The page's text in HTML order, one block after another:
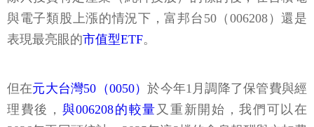
與電子類股上漲的情況下，富邦台50（006208）還是
表現最亮眼的市值型ETF。
但在元大台灣50（0050）於今年1月調降了保管費與經
理費後， 與006208的較量 又重新開始，我們可以在